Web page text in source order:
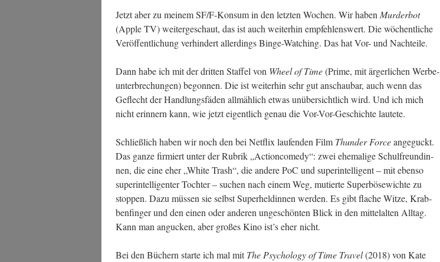
Jetzt aber zu mei­nem SF/F‑Konsum in den letz­ten Wochen. Wir haben Mur­der­bot
(Apple TV) wei­ter­ge­schaut, das ist auch wei­ter­hin emp­feh­lens­wert. Die wöchent­li­che
Ver­öf­fent­li­chung ver­hin­dert aller­dings Bin­ge-Wat­ching. Das hat Vor- und Nachteile.
Dann habe ich mit der drit­ten Staf­fel von Wheel of Time(Prime, mit ärger­li­chen Wer­be­
un­ter­bre­chun­gen) begon­nen. Die ist wei­ter­hin sehr gut anschau­bar, auch wenn das
Geflecht der Hand­lungs­fä­den all­mäh­lich etwas unüber­sicht­lich wird. Und ich mich
nicht erin­nern kann, wie jetzt eigent­lich genau die Vor-Vor-Geschich­te lautete.
Schließ­lich haben wir noch den bei Net­flix lau­fen­den Film Thun­der Forceange­guckt.
Das gan­ze fir­miert unter der Rubrik „Action­co­me­dy“: zwei ehe­ma­li­ge Schul­freun­din­
nen, die eine eher „White Trash“, die ande­re PoC und super­in­tel­li­gent – mit eben­so
super­in­tel­li­gen­ter Toch­ter – suchen nach einem Weg, mutier­te Super­bö­se­wich­te zu
stop­pen. Dazu müs­sen sie selbst Super­hel­din­nen wer­den. Es gibt fla­che Wit­ze, Krab­
ben­fin­ger und den einen oder ande­ren unge­schön­ten Blick in den mit­tel­al­ten All­tag.
Kann man angu­cken, aber gro­ßes Kino ist’s eher nicht.
Bei den Büchern star­te ich mal mitThe Psy­cho­lo­gy of Time Tra­vel(2018) von Kate